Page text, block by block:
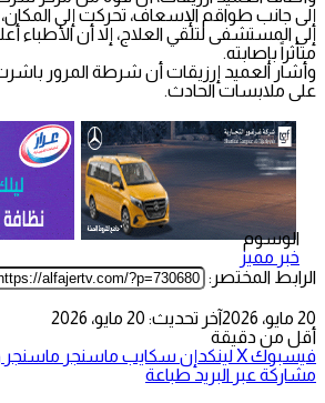
إلى جانب طواقم الإسعاف، تحركت إلى
إلى المستشفى لتلقي العلاج، إلا أن الأطباء
متأثراً بإصابته.
وأشار العميد إرزيقات أن شرطة المرور
على ملابسات الحادث.
الوسوم
خبر مميز
الرابط المختصر:
20 مايو، 2026
آخر تحديث: 20 مايو، 2026
أقل من دقيقة
فيسبوك‫Xلينكدإن سكايب ماسنجر ماسنجر
مشاركة عبر البريد طباعة